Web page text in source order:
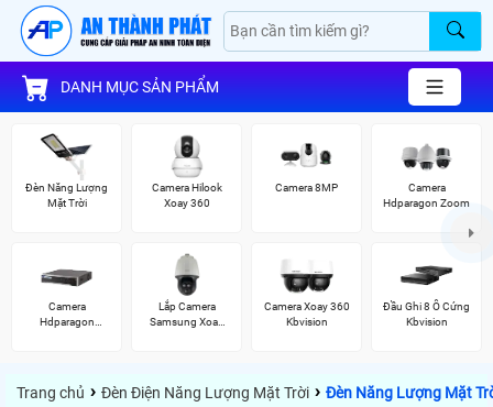
DANH MỤC SẢN PHẨM
Đèn Năng Lượng
Mặt Trời
Camera Hilook
Xoay 360
Camera 8MP
Camera
Hdparagon Zoom
Camera
Hdparagon
Lắp Camera
Samsung Xoay
Camera Xoay 360
Kbvision
Đầu Ghi 8 Ổ Cứng
Kbvision
Trang chủ › Đèn Điện Năng Lượng Mặt Trời › Đèn Năng Lượng Mặt